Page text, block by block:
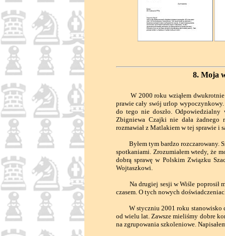
8. Moja
W 2000 roku wziąłem dwukrotnie
prawie cały swój urlop
do tego nie doszło.
Zbigniewa Czajki nie dała żadnego
rozmawiał z Matlakiem w tej sprawie i
Byłem tym bardzo rozczarowany.
spotkaniami. Zrozumiałem wtedy, że
dobrą sprawę w Polskim Związku
Wojtaszkowi.
Na drugiej sesji w Wiśle poprosił
czasem. O tych nowych
W styczniu 2001 roku stanowisko
od wielu lat. Zawsze mieliśmy dobre
na zgrupowania szkoleniowe.